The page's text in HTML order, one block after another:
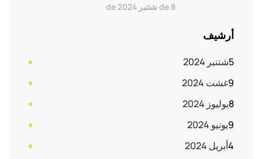
8 de شتنبر de 2024
أرشيف
شتنبر 20245
غشت 20249
يوليوز 20248
يونيو 20249
أبريل 20244